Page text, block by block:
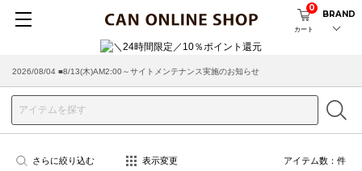
カート
0
BRAND
2026/08/04 ■8/13(木)AM2:00～サイトメンテナンス実施のお知らせ
さらに絞り込む 表示変更 アイテム数： 件